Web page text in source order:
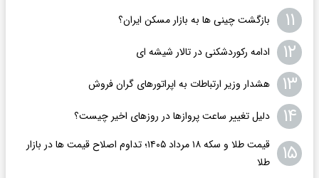
۱۱ بازگشت چینی ها به بازار مسکن ایران؟
۱۲ ادامه رکوردشکنی در تالار شیشه ای
۱۳ هشدار وزیر ارتباطات به اپراتورهای گران فروش
۱۴ دلیل تغییر ساعت پروازها در روزهای اخیر چیست؟
۱۵
قیمت طلا و سکه ۱۸ مرداد ۱۴۰۵؛ تداوم اصلاح قیمت ها در بازار
طلا